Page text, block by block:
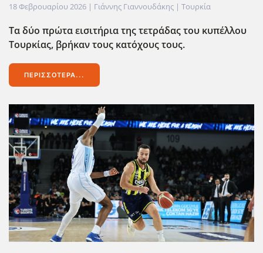
18 Φεβρουαρίου 2026 | Γιάννης Γιαννουδάκης | Τουρκία
Τα δύο πρώτα εισιτήρια της τετράδας του κυπέλλου
Τουρκίας, βρήκαν τους κατόχους τους.
ΠΕΡΙΣΣΌΤΕΡΑ...